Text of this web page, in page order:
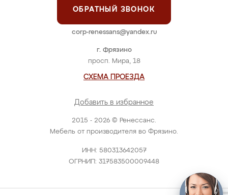
2015 - 2026 © Ренессанс.
Мебель от производителя во Фрязино.
ИНН: 580313642057
ОГРНИП: 317583500009448
г. Фрязино
просп. Мира, 18
СХЕМА ПРОЕЗДА
Добавить в избранное
ОБРАТНЫЙ ЗВОНОК
corp-renessans@yandex.ru